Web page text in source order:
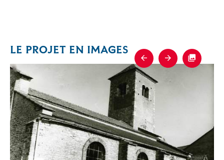
LE PROJET EN IMAGES
Previous
Next